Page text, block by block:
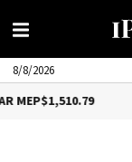
8/8/2026